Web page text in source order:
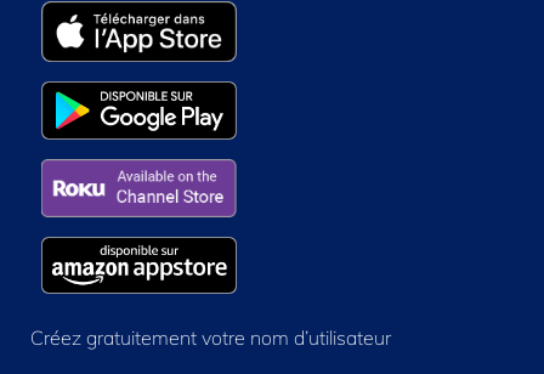
Créez gratuitement votre nom d’utilisateur